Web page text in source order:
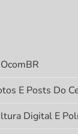
E Posts Do
Digital E